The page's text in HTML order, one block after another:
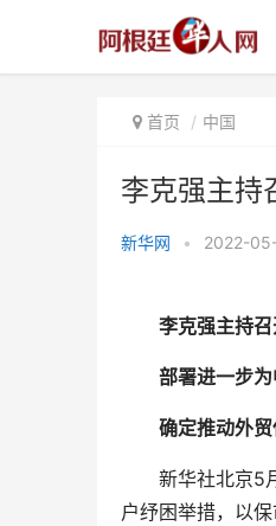
首页 中国
李克强主持
新华网 • 2022-
李克强主持
部署进一步
确定推动外
新华社北京5月
户纾困举措，以